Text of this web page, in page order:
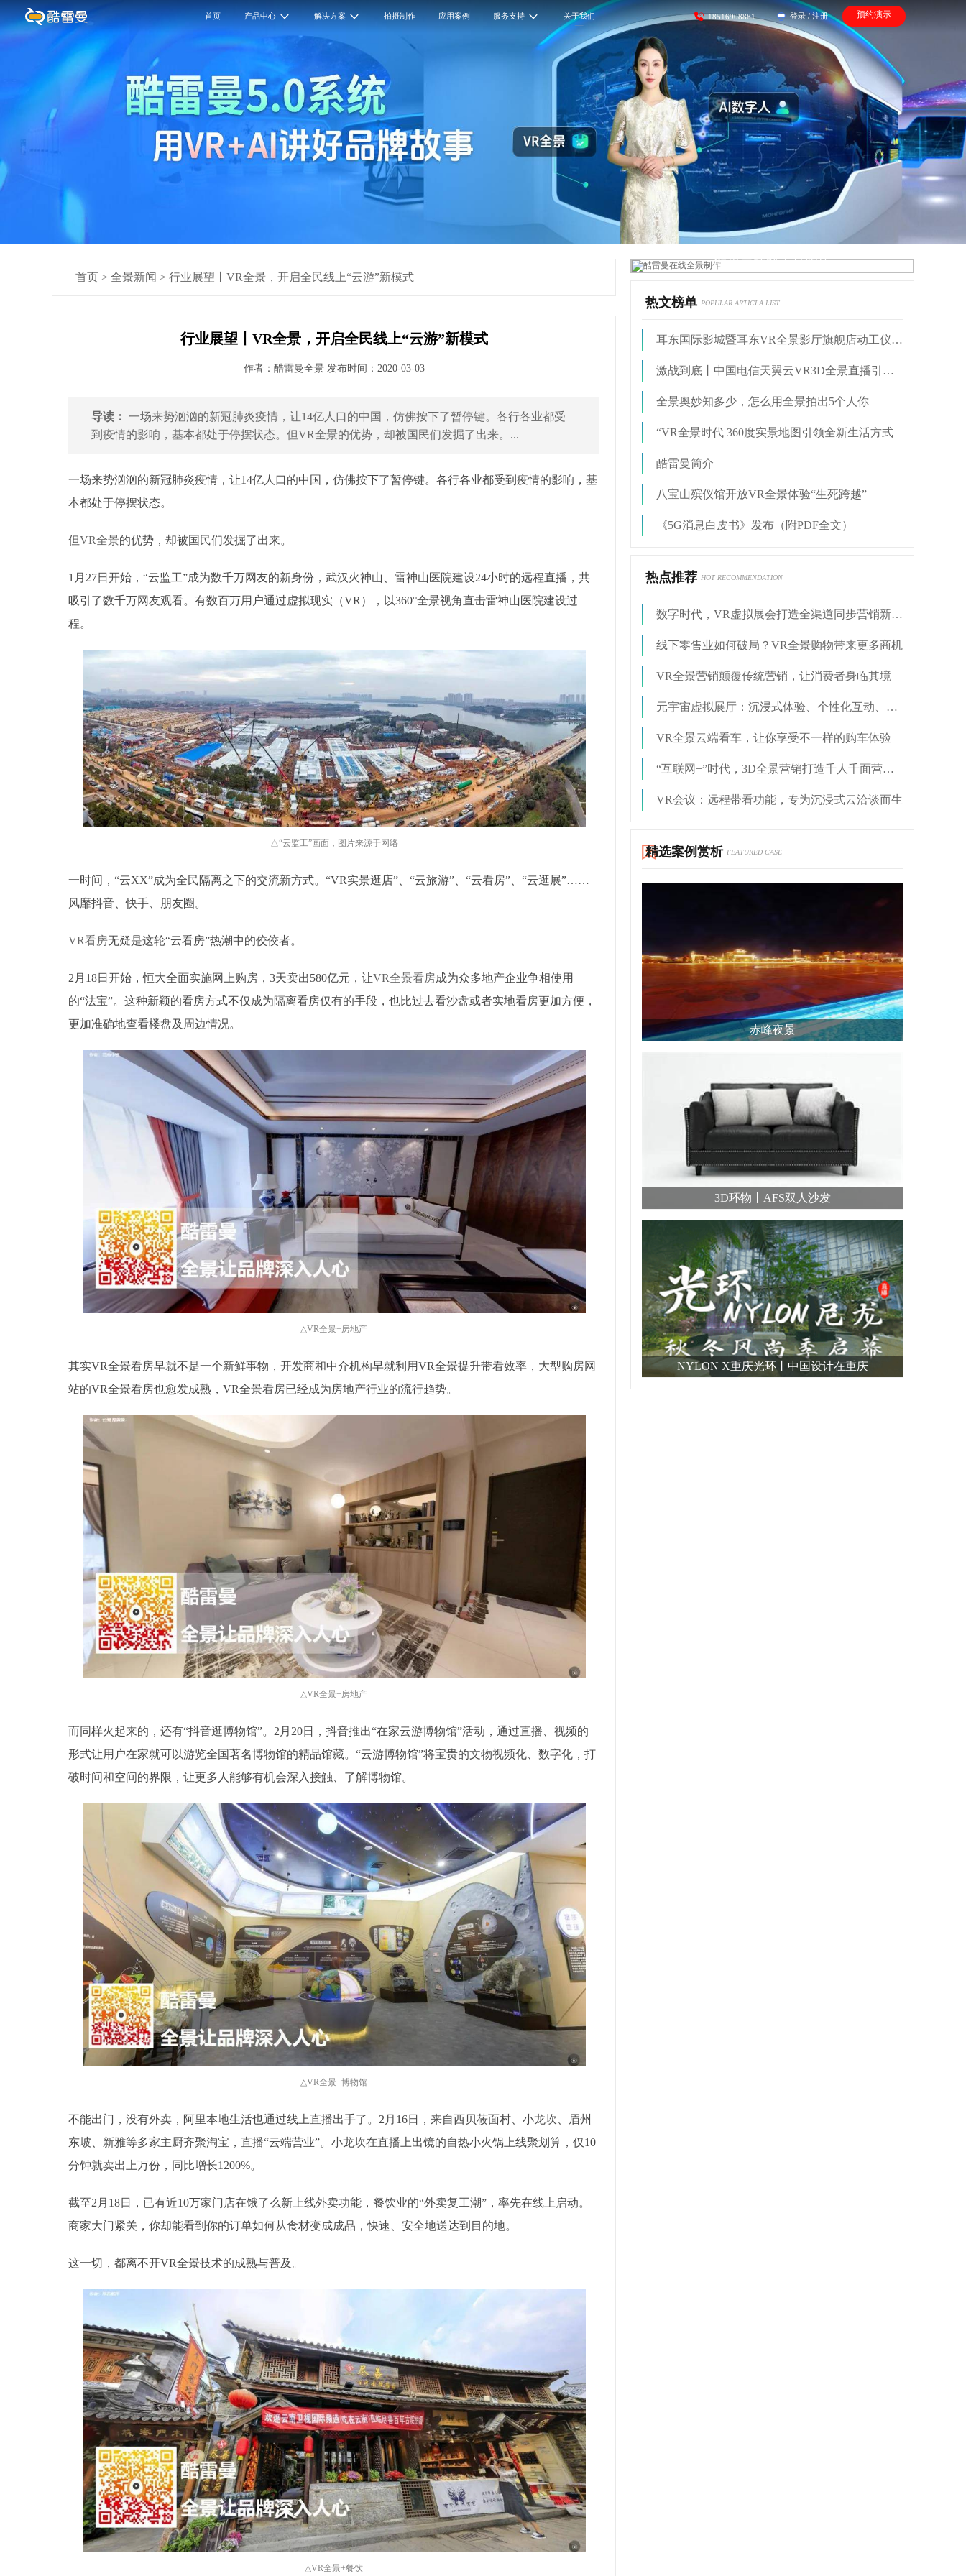
首页 产品中心 解决方案 拍摄制作 应用案例 服务支持 关于我们 18516908881 登录 / 注册 预约演示
首页 > 全景新闻 > 行业展望丨VR全景，开启全民线上“云游”新模式
行业展望丨VR全景，开启全民线上“云游”新模式
作者：酷雷曼全景 发布时间：2020-03-03
导读： 一场来势汹汹的新冠肺炎疫情，让14亿人口的中国，仿佛按下了暂停键。各行各业都受
到疫情的影响，基本都处于停摆状态。但VR全景的优势，却被国民们发掘了出来。...
一场来势汹汹的新冠肺炎疫情，让14亿人口的中国，仿佛按下了暂停键。各行各业都受到疫情的影响，基
本都处于停摆状态。
但VR全景的优势，却被国民们发掘了出来。
1月27日开始，“云监工”成为数千万网友的新身份，武汉火神山、雷神山医院建设24小时的远程直播，共
吸引了数千万网友观看。有数百万用户通过虚拟现实（VR），以360°全景视角直击雷神山医院建设过
程。
△“云监工”画面，图片来源于网络
一时间，“云XX”成为全民隔离之下的交流新方式。“VR实景逛店”、“云旅游”、“云看房”、“云逛展”……
风靡抖音、快手、朋友圈。
VR看房无疑是这轮“云看房”热潮中的佼佼者。
2月18日开始，恒大全面实施网上购房，3天卖出580亿元，让VR全景看房成为众多地产企业争相使用
的“法宝”。这种新颖的看房方式不仅成为隔离看房仅有的手段，也比过去看沙盘或者实地看房更加方便，
更加准确地查看楼盘及周边情况。
△VR全景+房地产
其实VR全景看房早就不是一个新鲜事物，开发商和中介机构早就利用VR全景提升带看效率，大型购房网
站的VR全景看房也愈发成熟，VR全景看房已经成为房地产行业的流行趋势。
△VR全景+房地产
而同样火起来的，还有“抖音逛博物馆”。2月20日，抖音推出“在家云游博物馆”活动，通过直播、视频的
形式让用户在家就可以游览全国著名博物馆的精品馆藏。“云游博物馆”将宝贵的文物视频化、数字化，打
破时间和空间的界限，让更多人能够有机会深入接触、了解博物馆。
△VR全景+博物馆
不能出门，没有外卖，阿里本地生活也通过线上直播出手了。2月16日，来自西贝莜面村、小龙坎、眉州
东坡、新雅等多家主厨齐聚淘宝，直播“云端营业”。小龙坎在直播上出镜的自热小火锅上线聚划算，仅10
分钟就卖出上万份，同比增长1200%。
截至2月18日，已有近10万家门店在饿了么新上线外卖功能，餐饮业的“外卖复工潮”，率先在线上启动。
商家大门紧关，你却能看到你的订单如何从食材变成成品，快速、安全地送达到目的地。
这一切，都离不开VR全景技术的成熟与普及。
△VR全景+餐饮
酷雷曼在线全景制作
热文榜单 POPULAR ARTICLA LIST
耳东国际影城暨耳东VR全景影厅旗舰店动工仪式盛大举行
激战到底丨中国电信天翼云VR3D全景直播引燃拳击热火
全景奥妙知多少，怎么用全景拍出5个人你
“VR全景时代 360度实景地图引领全新生活方式
酷雷曼简介
八宝山殡仪馆开放VR全景体验“生死跨越”
《5G消息白皮书》发布（附PDF全文）
热点推荐 HOT RECOMMENDATION
数字时代，VR虚拟展会打造全渠道同步营销新模式
线下零售业如何破局？VR全景购物带来更多商机
VR全景营销颠覆传统营销，让消费者身临其境
元宇宙虚拟展厅：沉浸式体验、个性化互动、全新展示
VR全景云端看车，让你享受不一样的购车体验
“互联网+”时代，3D全景营销打造千人千面营销点
VR会议：远程带看功能，专为沉浸式云洽谈而生
精选案例赏析 FEATURED CASE
赤峰夜景
3D环物丨AFS双人沙发
NYLON X重庆光环丨中国设计在重庆